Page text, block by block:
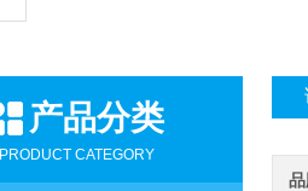
产品分类
PRODUCT CATEGORY